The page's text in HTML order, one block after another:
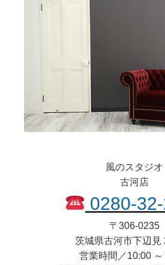
風のスタジオ
古河店
0280-
〒 306-0235
茨城県古河市下辺見
営業時間／10:00